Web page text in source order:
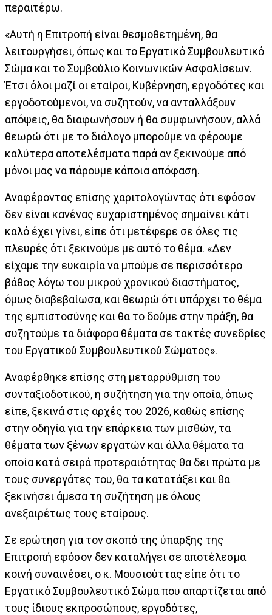
περαιτέρω.
«Αυτή η Επιτροπή είναι θεσμοθετημένη, θα
λειτουργήσει, όπως και το Εργατικό Συμβουλευτικό
Σώμα και το Συμβούλιο Κοινωνικών Ασφαλίσεων.
Έτσι όλοι μαζί οι εταίροι, Κυβέρνηση, εργοδότες και
εργοδοτούμενοι, να συζητούν, να ανταλλάξουν
απόψεις, θα διαφωνήσουν ή θα συμφωνήσουν, αλλά
θεωρώ ότι με το διάλογο μπορούμε να φέρουμε
καλύτερα αποτελέσματα παρά αν ξεκινούμε από
μόνοι μας να πάρουμε κάποια απόφαση.
Αναφέροντας επίσης χαριτολογώντας ότι εφόσον
δεν είναι κανένας ευχαριστημένος σημαίνει κάτι
καλό έχει γίνει, είπε ότι μετέφερε σε όλες τις
πλευρές ότι ξεκινούμε με αυτό το θέμα. «Δεν
είχαμε την ευκαιρία να μπούμε σε περισσότερο
βάθος λόγω του μικρού χρονικού διαστήματος,
όμως διαβεβαίωσα, και θεωρώ ότι υπάρχει το θέμα
της εμπιστοσύνης και θα το δούμε στην πράξη, θα
συζητούμε τα διάφορα θέματα σε τακτές συνεδρίες
του Εργατικού Συμβουλευτικού Σώματος».
Αναφέρθηκε επίσης στη μεταρρύθμιση του
συνταξιοδοτικού, η συζήτηση για την οποία, όπως
είπε, ξεκινά στις αρχές του 2026, καθώς επίσης
στην οδηγία για την επάρκεια των μισθών, τα
θέματα των ξένων εργατών και άλλα θέματα τα
οποία κατά σειρά προτεραιότητας θα δει πρώτα με
τους συνεργάτες του, θα τα κατατάξει και θα
ξεκινήσει άμεσα τη συζήτηση με όλους
ανεξαιρέτως τους εταίρους.
Σε ερώτηση για τον σκοπό της ύπαρξης της
Επιτροπή εφόσον δεν καταλήγει σε αποτέλεσμα
κοινή συναινέσει, ο κ. Μουσιούττας είπε ότι το
Εργατικό Συμβουλευτικό Σώμα που απαρτίζεται από
τους ίδιους εκπροσώπους, εργοδότες,